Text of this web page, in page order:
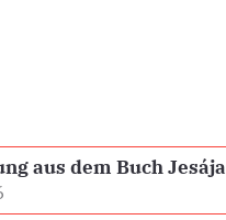
aus dem Buch Jesája